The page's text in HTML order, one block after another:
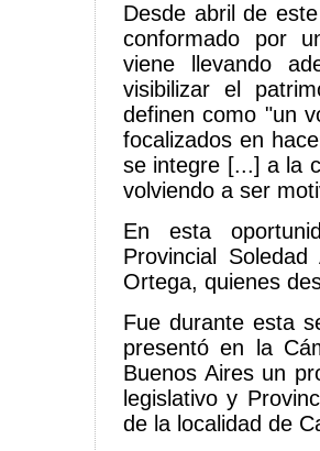
Desde abril de
conformado por
viene llevando
visibilizar el
definen como "un
focalizados en
se integre [...] a la
volviendo a ser
En esta
Provincial
Ortega, quienes
Fue durante esta
presentó en la
Buenos Aires un
legislativo y
de la localidad de